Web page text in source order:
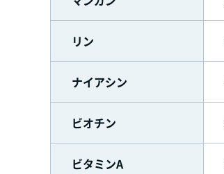
リン
ナイアシン
ビオチン
ビタミンA